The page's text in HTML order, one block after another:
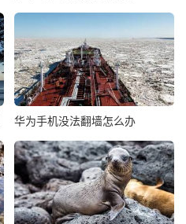
华为手机没法翻墙怎么办